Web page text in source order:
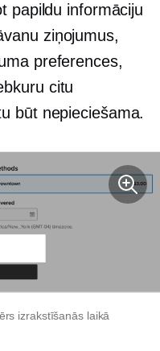
papildu informāciju
ziņojumus,
preferences,
citu
būt nepieciešama.
izrakstīšanās laikā